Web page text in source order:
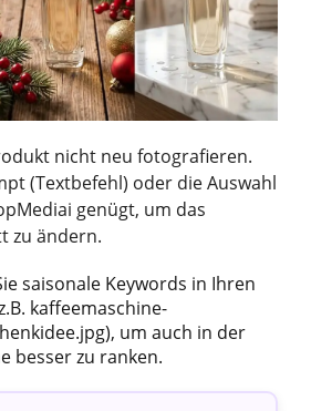
nicht neu fotografieren.
(Textbefehl) oder die Auswahl
genügt, um das
zu ändern.
saisonale Keywords in Ihren
kaffeemaschine-
), um auch in der
besser zu ranken.